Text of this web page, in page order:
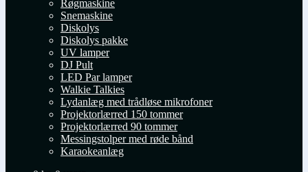
Røgmaskine
Snemaskine
Diskolys
Diskolys pakke
UV lamper
DJ Pult
LED Par lamper
Walkie Talkies
Lydanlæg med trådløse mikrofoner
Projektorlærred 150 tommer
Projektorlærred 90 tommer
Messingstolper med røde bånd
Karaokeanlæg